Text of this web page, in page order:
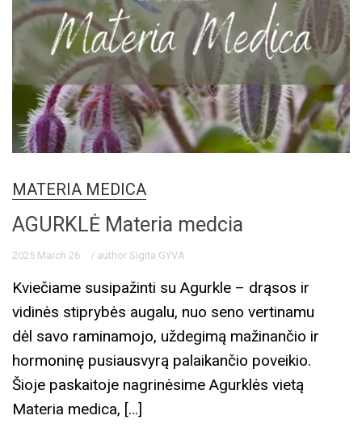
MATERIA MEDICA
AGURKLĖ Materia medcia
2025 March 26 / author Sigita GYVA
Kviečiame susipažinti su Agurkle – drąsos ir
vidinės stiprybės augalu, nuo seno vertinamu
dėl savo raminamojo, uždegimą mažinančio ir
hormoninę pusiausvyrą palaikančio poveikio.
Šioje paskaitoje nagrinėsime Agurklės vietą
Materia medica, […]